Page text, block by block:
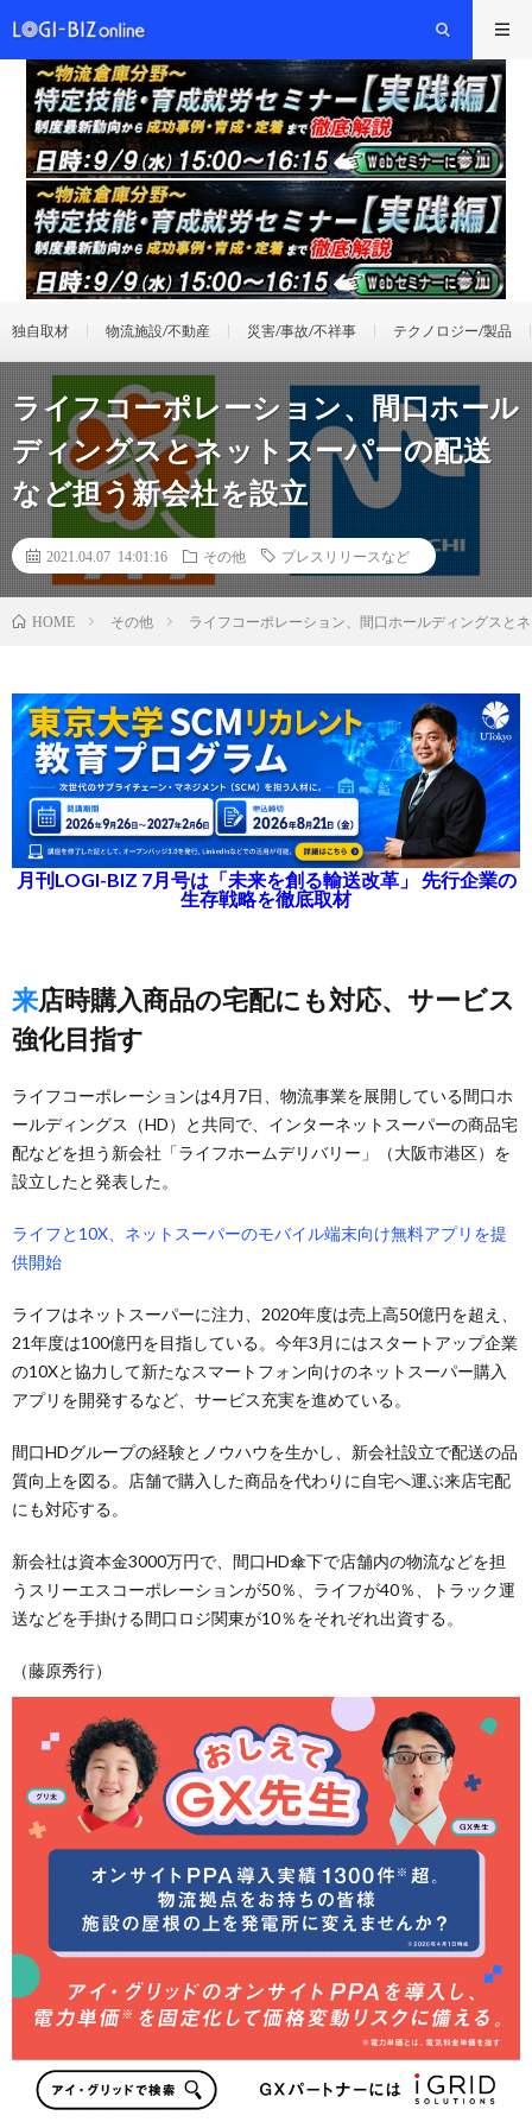
独自取材 物流施設/不動産 災害/事故/不祥事 テクノロジー/製品
ライフコーポレーション、間口ホール
ディングスとネットスーパーの配送
など担う新会社を設立
2021.04.07 14:01:16 その他 プレスリリースなど
HOME その他 ライフコーポレーション、間口ホールディングスと
月刊LOGI-BIZ 7月号は「未来を創る輸送改革」 先行企業の
生存戦略を徹底取材
来店時購入商品の宅配にも対応、サービス
強化目指す
ライフコーポレーションは4月7日、物流事業を展開している間口ホ
ールディングス（HD）と共同で、インターネットスーパーの商品宅
配などを担う新会社「ライフホームデリバリー」（大阪市港区）を
設立したと発表した。
ライフと10X、ネットスーパーのモバイル端末向け無料アプリを提
供開始
ライフはネットスーパーに注力、2020年度は売上高50億円を超え、
21年度は100億円を目指している。今年3月にはスタートアップ企業
の10Xと協力して新たなスマートフォン向けのネットスーパー購入
アプリを開発するなど、サービス充実を進めている。
間口HDグループの経験とノウハウを生かし、新会社設立で配送の品
質向上を図る。店舗で購入した商品を代わりに自宅へ運ぶ来店宅配
にも対応する。
新会社は資本金3000万円で、間口HD傘下で店舗内の物流などを担
うスリーエスコーポレーションが50％、ライフが40％、トラック運
送などを手掛ける間口ロジ関東が10％をそれぞれ出資する。
（藤原秀行）